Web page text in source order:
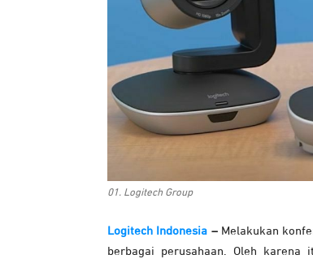
01. Logitech Group
Logitech Indonesia – Melakukan
berbagai perusahaan. Oleh